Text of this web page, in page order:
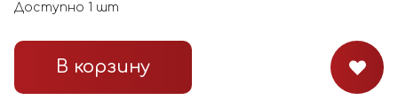
Доступно 1 шт
В корзину